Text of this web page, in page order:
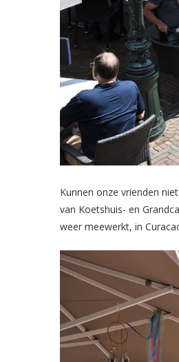
Kunnen onze vrienden
van Koetshuis- en
weer meewerkt, in